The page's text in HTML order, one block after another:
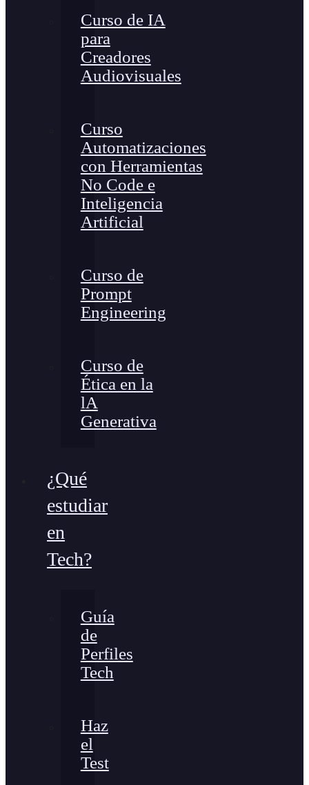
Curso de IA
para
Creadores
Audiovisuales
Curso
Automatizaciones
con Herramientas
No Code e
Inteligencia
Artificial
Curso de
Prompt
Engineering
Curso de
Ética en la
lA
Generativa
¿Qué
estudiar
en
Tech?
Guía
de
Perfiles
Tech
Haz
el
Test